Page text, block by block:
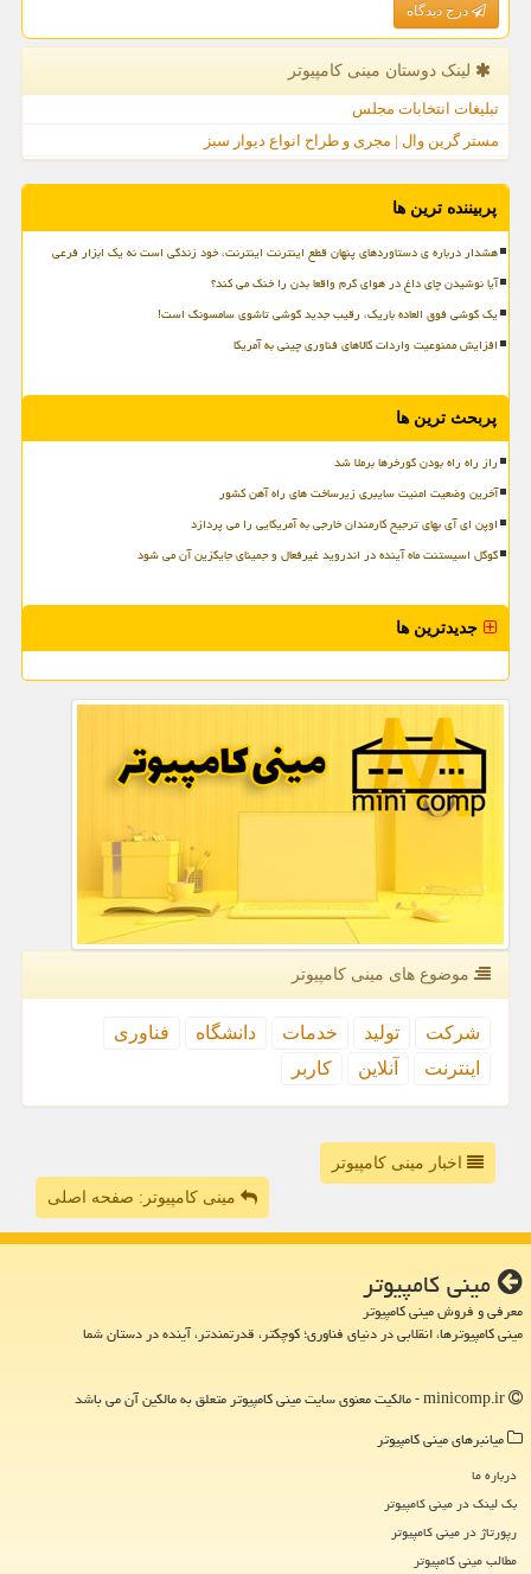
درج دیدگاه
لینک دوستان مینی كامپیوتر
تبلیغات انتخابات مجلس
مستر گرین وال | مجری و طراح انواع دیوار سبز
پربیننده ترین ها
هشدار درباره ی دستاوردهای پنهان قطع اینترنت اینترنت، خود زندگی است نه یک ابزار فرعی
آیا نوشیدن چای داغ در هوای گرم واقعا بدن را خنک می کند؟
یک گوشی فوق العاده باریک، رقیب جدید گوشی تاشوی سامسونگ است!
افزایش ممنوعیت واردات کالاهای فناوری چینی به آمریکا
پربحث ترین ها
راز راه راه بودن گورخرها برملا شد
آخرین وضعیت امنیت سایبری زیرساخت های راه آهن کشور
اوپن ای آی بهای ترجیح کارمندان خارجی به آمریکایی را می پردازد
گوگل اسیستنت ماه آینده در اندروید غیرفعال و جمینای جایگزین آن می شود
جدیدترین ها
موضوع های مینی كامپیوتر
شركت تولید خدمات دانشگاه
فناوری
اینترنت
آنلاین كاربر
اخبار مینی کامپیوتر
مینی کامپیوتر: صفحه اصلی
مینی كامپیوتر
معرفی و فروش مینی کامپیوتر
مینی کامپیوترها، انقلابی در دنیای فناوری؛ کوچکتر، قدرتمندتر، آینده در دستان شما
میانبرهای مینی كامپیوتر
درباره ما
بک لینک در مینی كامپیوتر
رپورتاژ در مینی كامپیوتر
مطالب مینی كامپیوتر